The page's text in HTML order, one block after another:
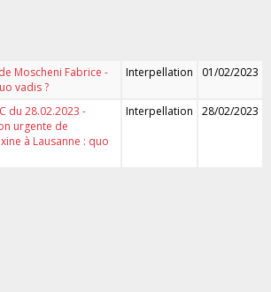
Moscheni Fabrice -
vadis ?
Interpellation 01/02/2023
du 28.02.2023 -
urgente de
à Lausanne : quo
Interpellation 28/02/2023